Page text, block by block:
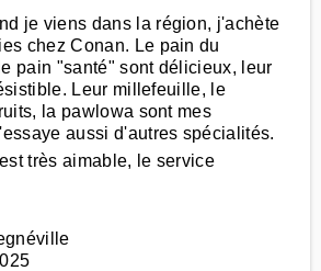
je viens dans la région, j'achète
chez Conan. Le pain du
pain "santé" sont délicieux, leur
Leur millefeuille, le
la pawlowa sont mes
aussi d'autres spécialités.
très aimable, le service